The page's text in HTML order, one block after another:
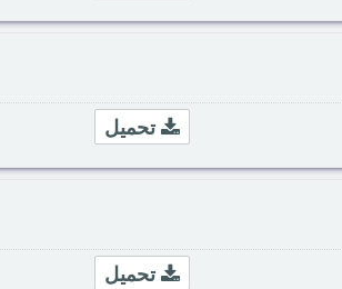
تحميل
تحميل